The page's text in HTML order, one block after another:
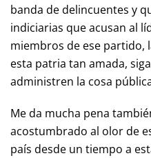
banda de delincuentes y
indiciarias que acusan al
miembros de ese partido,
esta patria tan amada,
administren la cosa
Me da mucha pena
acostumbrado al olor de
país desde un tiempo a